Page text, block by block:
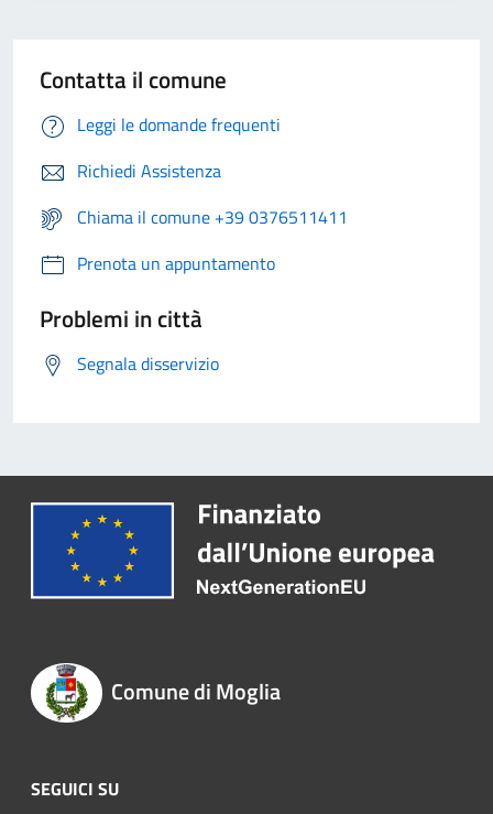
Contatta il comune
Leggi le domande frequenti
Richiedi Assistenza
Chiama il comune +39 0376511411
Prenota un appuntamento
Problemi in città
Segnala disservizio
Comune di Moglia
SEGUICI SU